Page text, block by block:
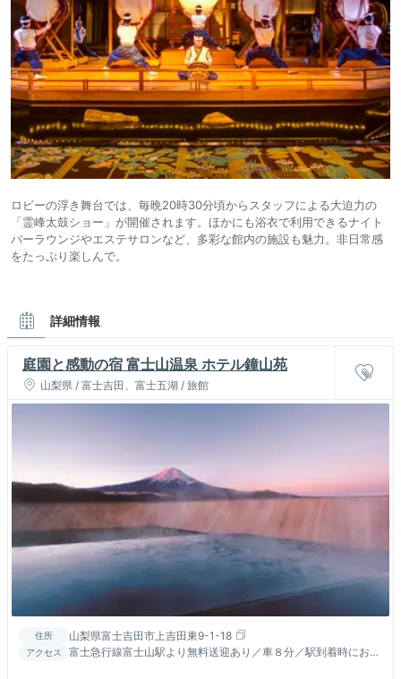
ロビーの浮き舞台では、毎晩20時30分頃からスタッフによる大迫力の
「霊峰太鼓ショー」が開催されます。ほかにも浴衣で利用できるナイト
バーラウンジやエステサロンなど、多彩な館内の施設も魅力。非日常感
をたっぷり楽しんで。
詳細情報
庭園と感動の宿 富士山温泉 ホテル鐘山苑
山梨県 / 富士吉田、富士五湖 / 旅館
住所 山梨県富士吉田市上吉田東9-1-18
アクセス
富士急行線富士山駅より無料送迎あり／車８分／駅到着時にお電